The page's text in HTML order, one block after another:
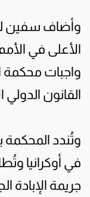
وأضاف سفين
الأعلى في
واجبات محكمة
القانون الدولي
وتُندد المحكمة
في أوكرانيا
جريمة الإبادة